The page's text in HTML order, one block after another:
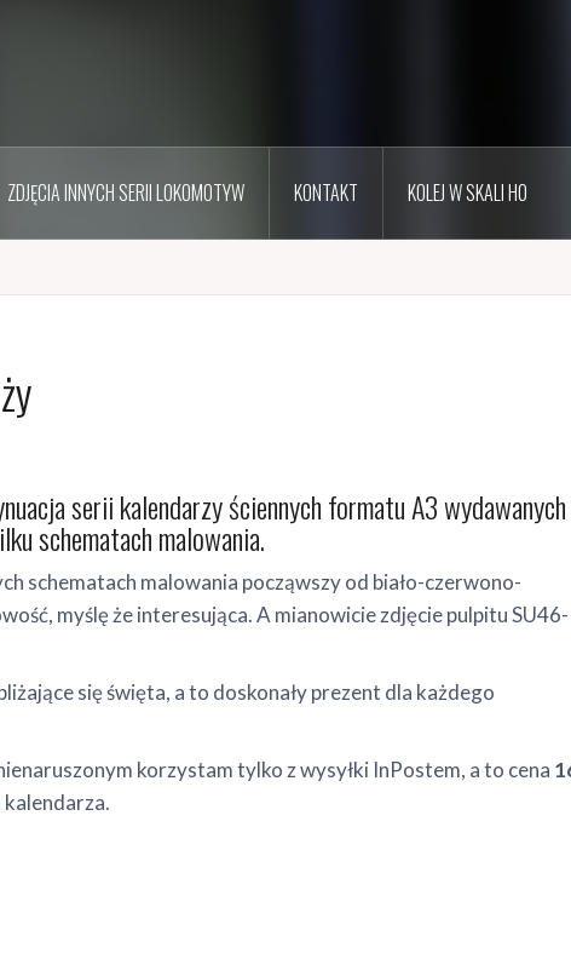
ZDJĘCIA INNYCH SERII LOKOMOTYW KONTAKT KOLEJ W SKALI H0
serii kalendarzy ściennych formatu A3 wydawanych
schematach malowania.
schematach malowania począwszy od biało-czerwono-
myślę że interesująca. A mianowicie zdjęcie pulpitu SU46-
się święta, a to doskonały prezent dla każdego
korzystam tylko z wysyłki InPostem, a to cena